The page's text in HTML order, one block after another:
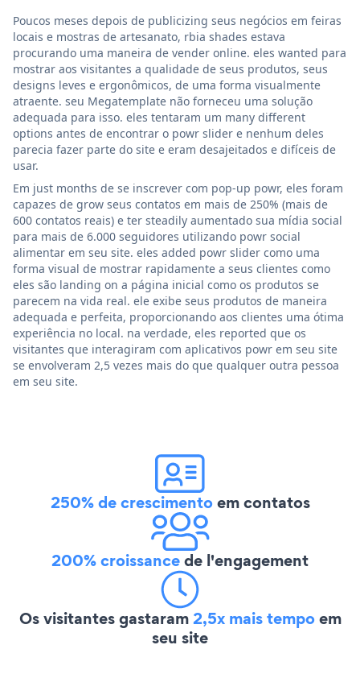
Poucos meses depois de publicizing seus negócios em feiras
locais e mostras de artesanato, rbia shades estava
procurando uma maneira de vender online. eles wanted para
mostrar aos visitantes a qualidade de seus produtos, seus
designs leves e ergonômicos, de uma forma visualmente
atraente. seu Megatemplate não forneceu uma solução
adequada para isso. eles tentaram um many different
options antes de encontrar o powr slider e nenhum deles
parecia fazer parte do site e eram desajeitados e difíceis de
usar.
Em just months de se inscrever com pop-up powr, eles foram
capazes de grow seus contatos em mais de 250% (mais de
600 contatos reais) e ter steadily aumentado sua mídia social
para mais de 6.000 seguidores utilizando powr social
alimentar em seu site. eles added powr slider como uma
forma visual de mostrar rapidamente a seus clientes como
eles são landing on a página inicial como os produtos se
parecem na vida real. ele exibe seus produtos de maneira
adequada e perfeita, proporcionando aos clientes uma ótima
experiência no local. na verdade, eles reported que os
visitantes que interagiram com aplicativos powr em seu site
se envolveram 2,5 vezes mais do que qualquer outra pessoa
em seu site.
250% de crescimentoem contatos
200% croissancede l'engagement
Os visitantes gastaram2,5x mais tempoem
seu site